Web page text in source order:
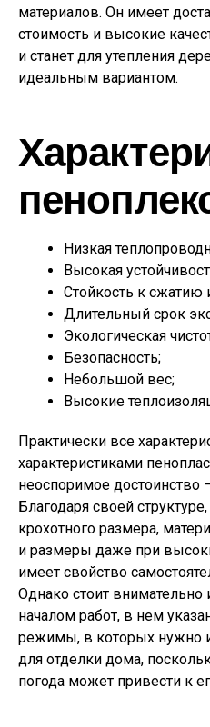
материалов. Он имеет
стоимость и высокие
и станет для утепления
идеальным вариантом.
Низкая
Высокая
Стойкость к сжатию
Длительный срок
Экологическая
Безопасность;
Небольшой вес;
Высокие
Практически все
характеристиками
неоспоримое достоинство
Благодаря своей
крохотного размера,
и размеры даже при
имеет свойство
Однако стоит внимательно
началом работ, в нем
режимы, в которых нужно
для отделки дома,
погода может привести к